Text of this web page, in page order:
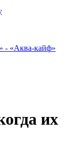
- «Аква-кайф»
их